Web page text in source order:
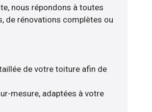
nous répondons à toutes
de rénovations complètes ou
de votre toiture afin de
mesure, adaptées à votre